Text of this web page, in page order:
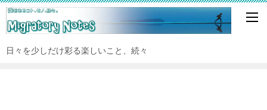
日々を少しだけ彩る楽しいこと、続々